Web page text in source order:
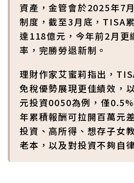
資產，金管會於2025年7
制度，截至3月底，TISA
達118億元，今年前2月更
率，完勝勞退新制。
理財作家艾蜜莉指出，
免稅優勢展現更佳績效，
元投資0050為例，僅
年累積報酬可拉開百萬元
投資、高所得、想存子女
老本，以及對投資不夠自